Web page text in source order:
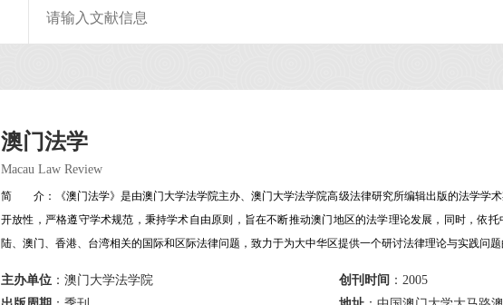
澳门法学
Macau Law Review
简 介：《澳门法学》是由澳门大学法学院主办、澳门大学法学院高级法律研究所编辑出版的法学学术
开放性，严格遵守学术规范，秉持学术自由原则，旨在不断推动澳门地区的法学理论发展，同时，依
陆、澳门、香港、台湾相关的国际和区际法律问题，致力于为大中华区提供一个研讨法律理论与实践问题
主办单位 ：澳门大学法学院 创刊时间 ：2005